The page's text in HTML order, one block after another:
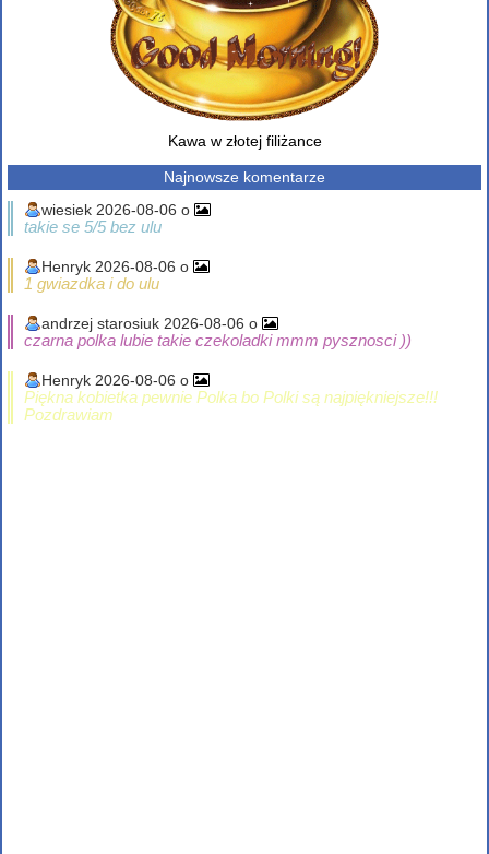
Kawa w złotej filiżance
Najnowsze komentarze
wiesiek 2026-08-06 o
takie se 5/5 bez ulu
Henryk 2026-08-06 o
1 gwiazdka i do ulu
andrzej starosiuk 2026-08-06 o
czarna polka lubie takie czekoladki mmm pysznosci ))
Henryk 2026-08-06 o
Piękna kobietka pewnie Polka bo Polki są najpiękniejsze!!!
Pozdrawiam